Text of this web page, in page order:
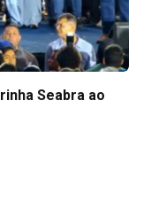
Seabra ao